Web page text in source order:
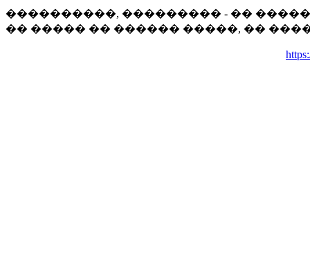
����������, ��������� - ��
�� ����� �� ������ �����, ��